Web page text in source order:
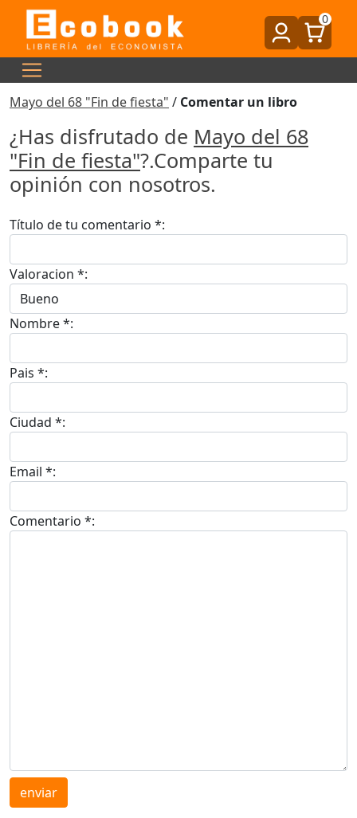
0
Mayo del 68 "Fin de fiesta" / Comentar un libro
¿Has disfrutado de Mayo del 68
"Fin de fiesta"?.Comparte tu
opinión con nosotros.
Título de tu comentario *:
Valoracion *:
Nombre *:
Pais *:
Ciudad *:
Email *:
Comentario *:
enviar